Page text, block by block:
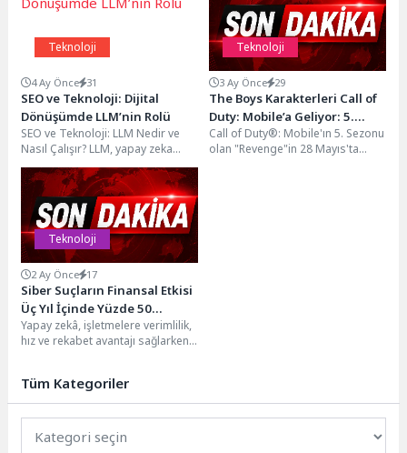
Teknoloji
4 Ay Önce 31
SEO ve Teknoloji: Dijital
Dönüşümde LLM’nin Rolü
SEO ve Teknoloji: LLM Nedir ve
Nasıl Çalışır? LLM, yapay zeka
optimizasyonu alanında son
zamanlarda...
Teknoloji
3 Ay Önce 29
The Boys Karakterleri Call of
Duty: Mobile’a Geliyor: 5.
Sezon Başlıyor
Call of Duty®: Mobile'ın 5. Sezonu
olan "Revenge"in 28 Mayıs'ta
Teknoloji
2 Ay Önce 17
Siber Suçların Finansal Etkisi
Üç Yıl İçinde Yüzde 50
Oranında Artacak
Yapay zekâ, işletmelere verimlilik,
hız ve rekabet avantajı sağlarken
Tüm Kategoriler